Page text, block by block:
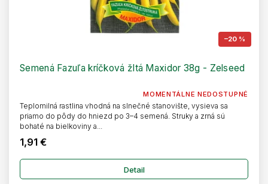
–20 %
Semená Fazuľa kríčková žltá Maxidor 38g - Zelseed
MOMENTÁLNE NEDOSTUPNÉ
1,91 €
Detail
Teplomilná rastlina vhodná na slnečné stanovište, vysieva sa
priamo do pôdy do hniezd po 3–4 semená. Struky a zrná sú
bohaté na bielkoviny a...